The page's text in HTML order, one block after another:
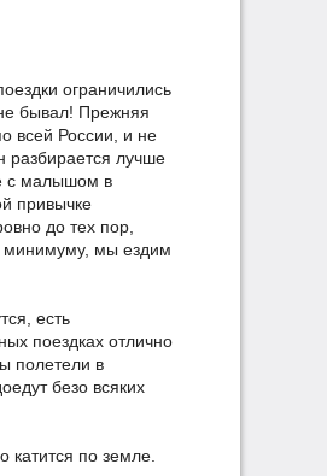
ограничились
бывал! Прежняя
всей России, и не
разбирается лучше
с малышом в
привычке
до тех пор,
минимуму, мы ездим
есть
поездках отлично
полетели в
безо всяких
по земле.